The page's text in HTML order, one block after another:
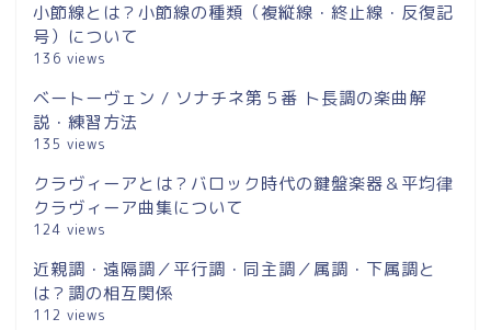
小節線とは？小節線の種類（複縦線・終止線・反復記
号）について
136 views
ベートーヴェン / ソナチネ第５番 ト長調の楽曲解
説・練習方法
135 views
クラヴィーアとは？バロック時代の鍵盤楽器＆平均律
クラヴィーア曲集について
124 views
近親調・遠隔調／平行調・同主調／属調・下属調と
は？調の相互関係
112 views